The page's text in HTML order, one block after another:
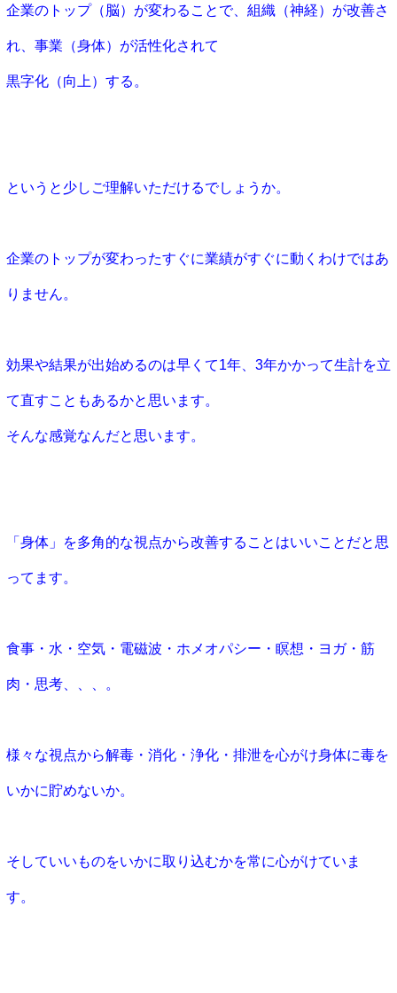
企業のトップ（脳）が変わることで、組織（神経）が改善さ
れ、事業（身体）が活性化されて
黒字化（向上）する。
というと少しご理解いただけるでしょうか。
企業のトップが変わったすぐに業績がすぐに動くわけではあ
りません。
効果や結果が出始めるのは早くて1年、3年かかって生計を立
て直すこともあるかと思います。
そんな感覚なんだと思います。
「身体」を多角的な視点から改善することはいいことだと思
ってます。
食事・水・空気・電磁波・ホメオパシー・瞑想・ヨガ・筋
肉・思考、、、。
様々な視点から解毒・消化・浄化・排泄を心がけ身体に毒を
いかに貯めないか。
そしていいものをいかに取り込むかを常に心がけていま
す。